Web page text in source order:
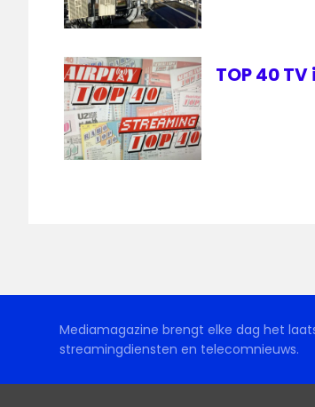
TOP 40
Mediamagazine brengt elke dag het
streamingdiensten en telecomnieuws.